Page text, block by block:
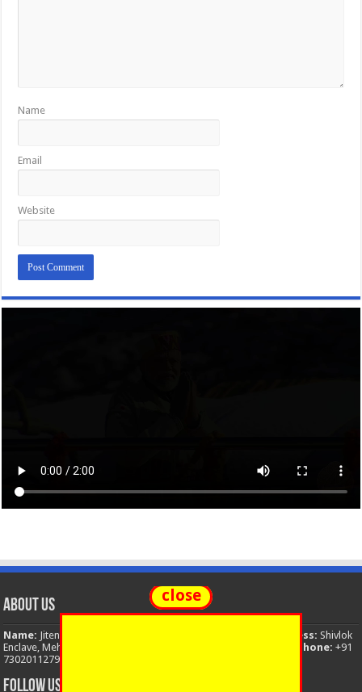
Name
Email
Website
About Us
Name: Jitendra Singh Address: Shivlok
Enclave, Mehuwala Mafi, Dehradun, Uttarakhand, 248001, India
Phone: +91
7302011279
FOLLOW US
close